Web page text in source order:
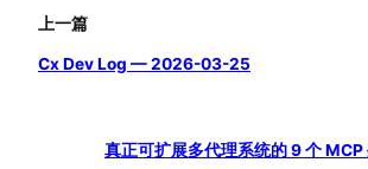
上一篇
Cx Dev Log — 2026-03-25
真正可扩展多代理系统的 9 个